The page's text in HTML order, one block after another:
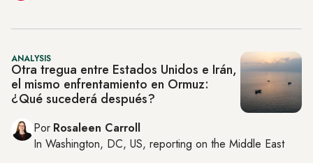
ANALYSIS
Otra tregua entre Estados Unidos e Irán,
el mismo enfrentamiento en Ormuz:
¿Qué sucederá después?
Por Rosaleen Carroll
In Washington, DC, US, reporting on the Middle East